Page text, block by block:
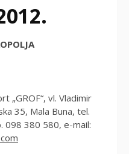
„GROF“, vl. Vladimir
35, Mala Buna, tel.
098 380 580, e-mail: